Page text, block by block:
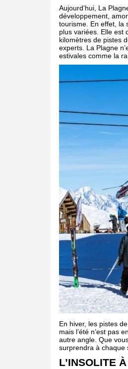
Aujourd’hui, La
développement,
tourisme. En effet, la
plus variées. Elle est
kilomètres de pistes
experts. La Plagne
estivales comme la
En hiver, les pistes
mais l’été n’est pas
autre angle. Que
surprendra à chaque
L’INSOLITE